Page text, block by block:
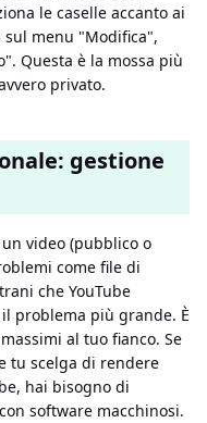
le caselle accanto ai
menu "Modifica",
Questa è la mossa più
privato.
gestione
video (pubblico o
come file di
che YouTube
problema più grande. È
al tuo fianco. Se
tu scelga di rendere
hai bisogno di
software macchinosi.